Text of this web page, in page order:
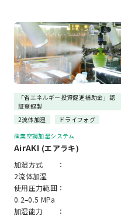
「省エネルギー投資促進補助金」認
証登録製
2流体加湿
ドライフォグ
産業空調加湿システム
AirAKI (エアラキ)
加湿方式 ：
2流体加湿
使用圧力範囲：
0.2–0.5 MPa
加湿能力 ：